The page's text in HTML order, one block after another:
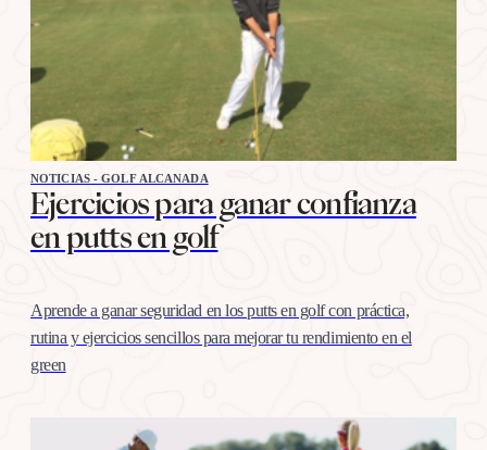
NOTICIAS - GOLF ALCANADA
Ejercicios para ganar confianza
en putts en golf
Aprende a ganar seguridad en los putts en golf con práctica,
rutina y ejercicios sencillos para mejorar tu rendimiento en el
green